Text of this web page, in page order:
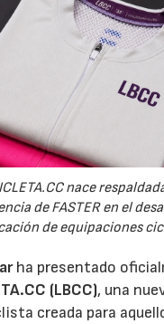
nace
de FASTER en el
de equipaciones
ha presentado
(LBCC), una
creada para